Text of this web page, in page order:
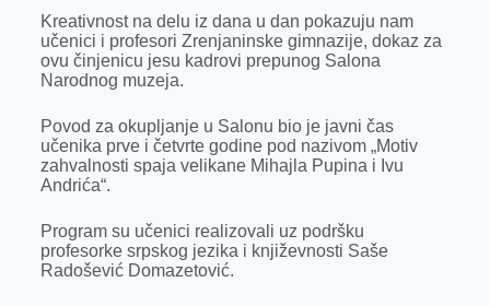
b
o
o
k
e
n
g
e
r
e
d
r
s
A
p
l
Kreativnost na delu iz dana u dan pokazuju nam
učenici i profesori Zrenjaninske gimnazije, dokaz za
ovu činjenicu jesu kadrovi prepunog Salona
Narodnog muzeja.
Povod za okupljanje u Salonu bio je javni čas
učenika prve i četvrte godine pod nazivom „Motiv
zahvalnosti spaja velikane Mihajla Pupina i Ivu
Andrića“.
Program su učenici realizovali uz podršku
profesorke srpskog jezika i književnosti Saše
Radošević Domazetović.